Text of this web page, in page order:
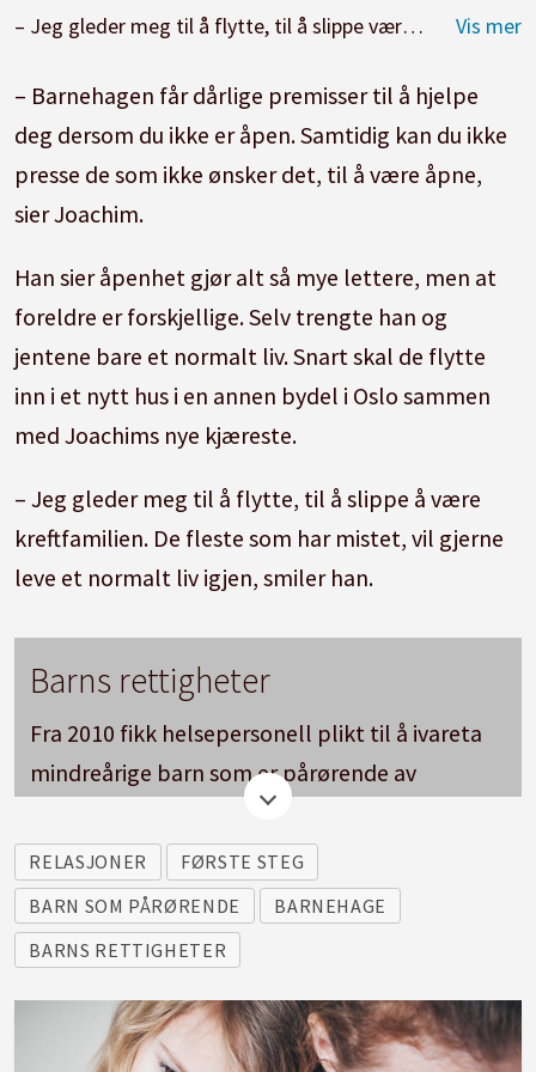
– Jeg gleder meg til å flytte, til å slippe være kreftfamilien, sier Joachim som lager middag sammen med barna Jenny (8) og Astrid (5) (t.h.).
– Barnehagen får dårlige premisser til å hjelpe
deg dersom du ikke er åpen. Samtidig kan du ikke
presse de som ikke ønsker det, til å være åpne,
sier Joachim.
Han sier åpenhet gjør alt så mye lettere, men at
foreldre er forskjellige. Selv trengte han og
jentene bare et normalt liv. Snart skal de flytte
inn i et nytt hus i en annen bydel i Oslo sammen
med Joachims nye kjæreste.
– Jeg gleder meg til å flytte, til å slippe å være
kreftfamilien. De fleste som har mistet, vil gjerne
leve et normalt liv igjen, smiler han.
Barns rettigheter
Fra 2010 fikk helsepersonell plikt til å ivareta
mindreårige barn som er pårørende av
pasienter med psykisk sykdom, rusavhengighet
eller alvorlig somatisk sykdom.
Det skal også være egne barneansvarlige i
spesialisthelsetjenesten.
I 2018 fikk også pårørende til søsken og barn
som etterlatte samme rettigheter. Det betyr
RELASJONER
FØRSTE STEG
BARN SOM PÅRØRENDE
BARNEHAGE
BARNS RETTIGHETER